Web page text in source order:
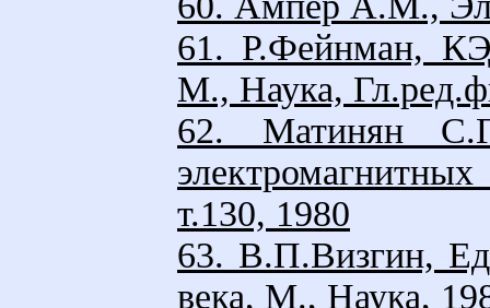
61. Р.Фейнман,
М., Наука,
62. Матинян
т.130, 1980
63. В.П.Визгин,
века, М., Наука,